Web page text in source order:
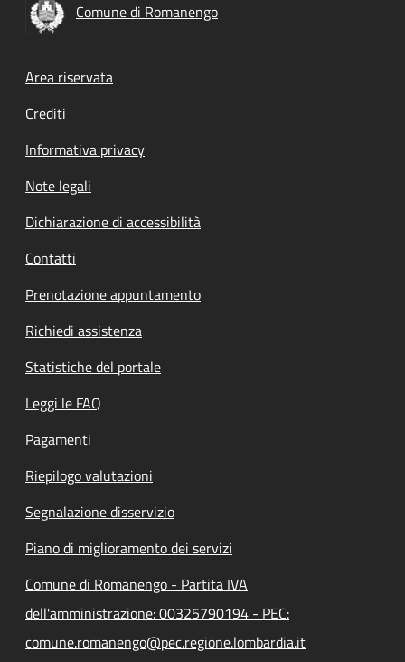
Comune di Romanengo
Footer menu
Area riservata
Crediti
Informativa privacy
Note legali
Dichiarazione di accessibilità
Contatti
Prenotazione appuntamento
Richiedi assistenza
Statistiche del portale
Leggi le FAQ
Pagamenti
Riepilogo valutazioni
Segnalazione disservizio
Piano di miglioramento dei servizi
Comune di Romanengo - Partita IVA
dell'amministrazione: 00325790194 - PEC:
comune.romanengo@pec.regione.lombardia.it